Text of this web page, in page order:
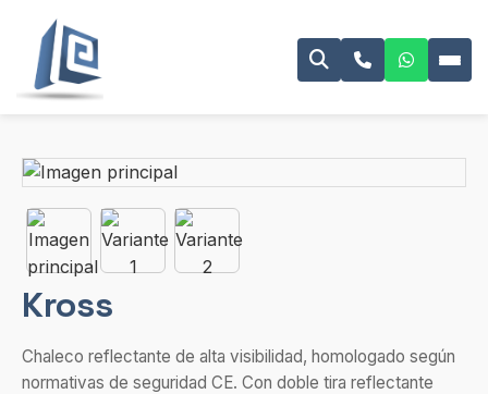
Kross
Chaleco reflectante de alta visibilidad, homologado según
normativas de seguridad CE. Con doble tira reflectante